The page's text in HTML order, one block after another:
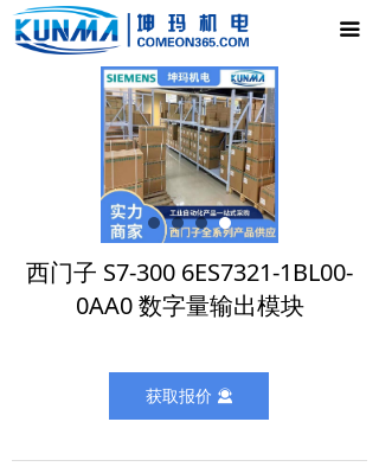
끀
首页
联系我们
西门子 S7-300 6ES7321-1BL00-
0AA0 数字量输出模块
获取报价 끤